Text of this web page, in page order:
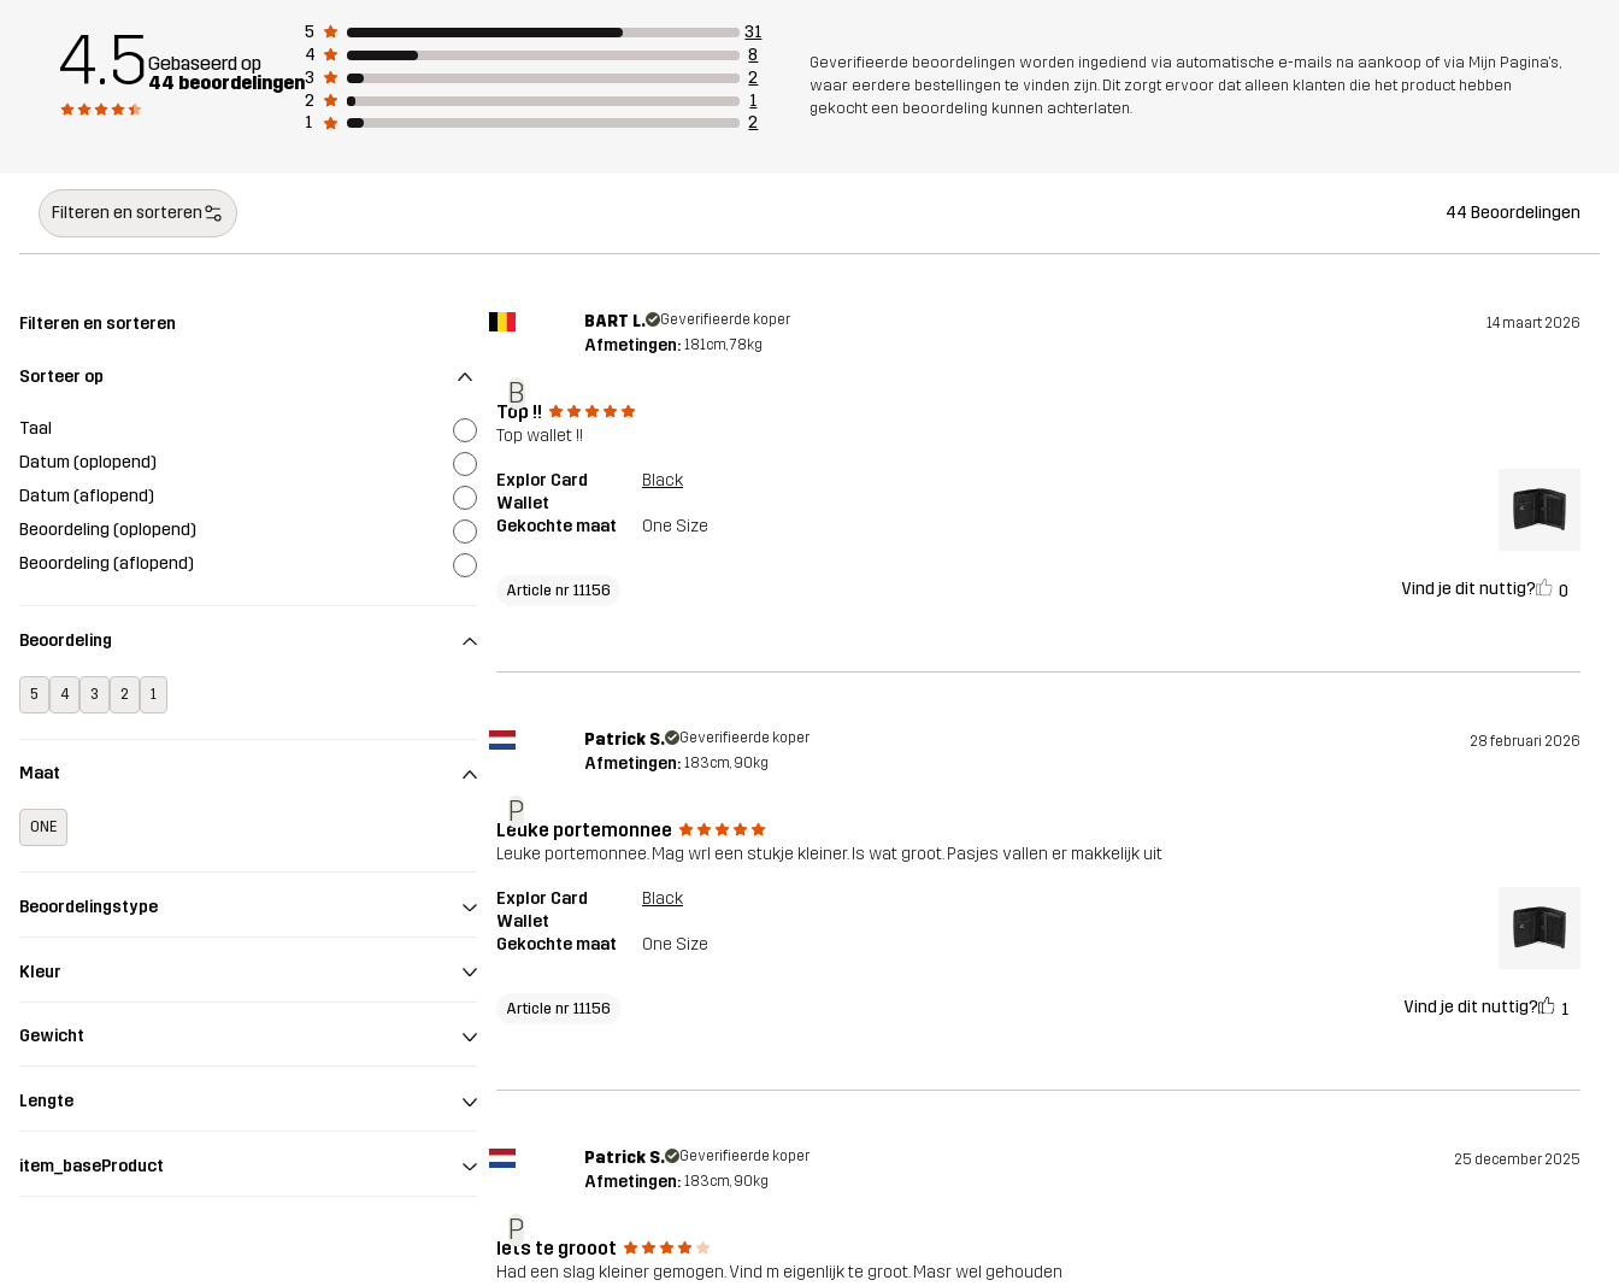
4.5Gebaseerd op
44 beoordelingen
5
31
4
8
3
2
2
1
1
2
Geverifieerde beoordelingen worden ingediend via automatische e-mails na aankoop of via Mijn Pagina's,
waar eerdere bestellingen te vinden zijn. Dit zorgt ervoor dat alleen klanten die het product hebben
gekocht een beoordeling kunnen achterlaten.
Filteren en sorteren 44 Beoordelingen
Filteren en sorteren
Sorteer op
Taal
Datum (oplopend)
Datum (aflopend)
Beoordeling (oplopend)
Beoordeling (aflopend)
Beoordeling
5 4 3 2 1
Maat
ONE
Beoordelingstype
Kleur
Gewicht
Lengte
item_baseProduct
B
BART L. Geverifieerde koper 14 maart 2026
Afmetingen: 181cm, 78kg
Top !!
Top wallet !!
Explor Card
Wallet
Black
Gekochte maat One Size
Article nr 11156 Vind je dit nuttig? 0
P
Patrick S. Geverifieerde koper 28 februari 2026
Afmetingen: 183cm, 90kg
Leuke portemonnee
Leuke portemonnee. Mag wrl een stukje kleiner. Is wat groot. Pasjes vallen er makkelijk uit
Explor Card
Wallet
Black
Gekochte maat One Size
Article nr 11156 Vind je dit nuttig? 1
P
Patrick S. Geverifieerde koper 25 december 2025
Afmetingen: 183cm, 90kg
Iets te grooot
Had een slag kleiner gemogen. Vind m eigenlijk te groot. Masr wel gehouden